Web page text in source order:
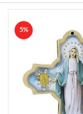
5%